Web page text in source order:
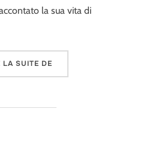
la sua vita di
LA SUITE DE« SALUTO AL